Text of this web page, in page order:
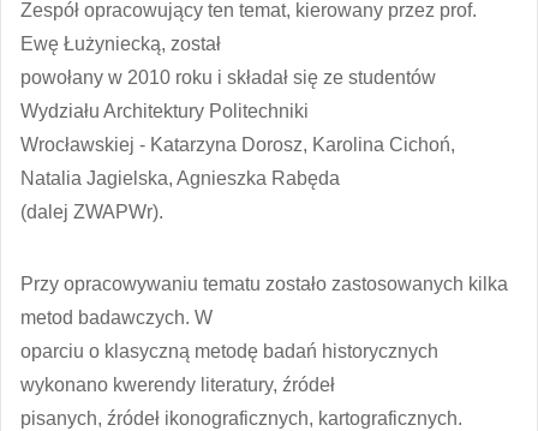
Zespół opracowujący ten temat, kierowany przez prof.
Ewę Łużyniecką, został
powołany w 2010 roku i składał się ze studentów
Wydziału Architektury Politechniki
Wrocławskiej - Katarzyna Dorosz, Karolina Cichoń,
Natalia Jagielska, Agnieszka Rabęda
(dalej ZWAPWr).
Przy opracowywaniu tematu zostało zastosowanych kilka
metod badawczych. W
oparciu o klasyczną metodę badań historycznych
wykonano kwerendy literatury, źródeł
pisanych, źródeł ikonograficznych, kartograficznych.